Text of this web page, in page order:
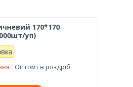
170*170
уп)
Оптом і в роздріб